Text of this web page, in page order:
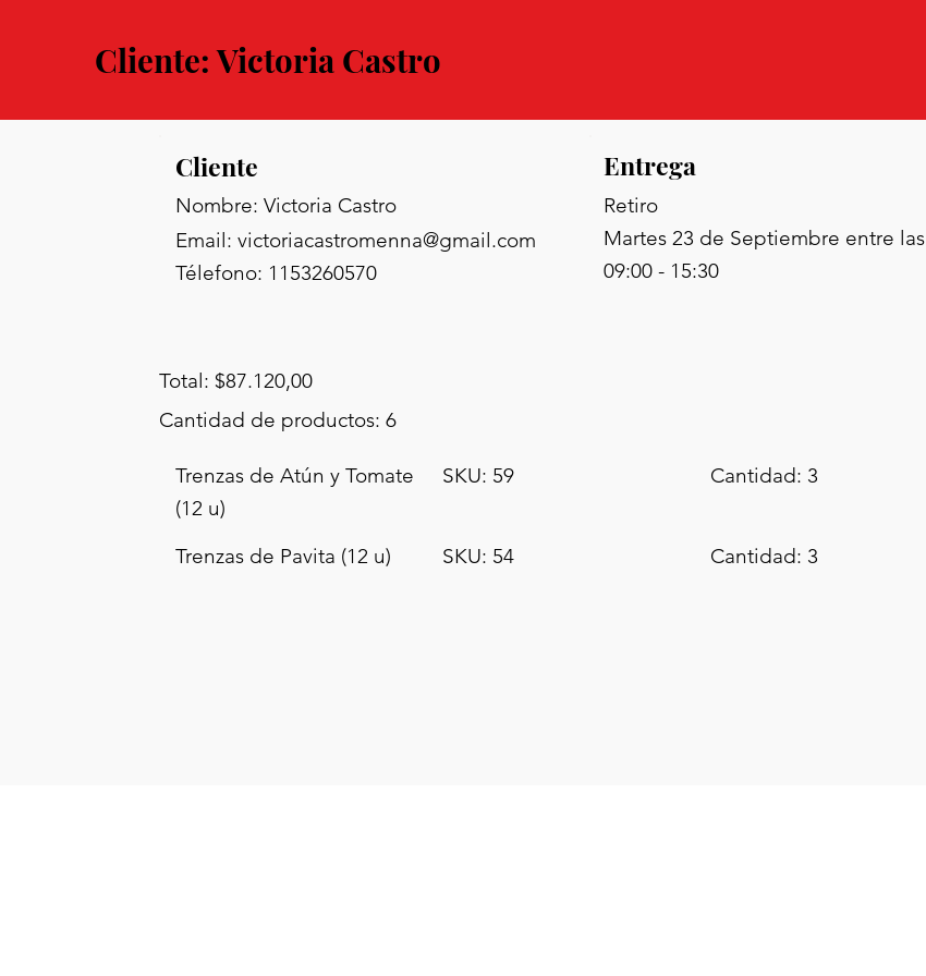
Cliente: Victoria Castro
Cliente
Nombre: Victoria Castro
Email:victoriacastromenna@gmail.com
Télefono: 1153260570
Entrega
Retiro
Martes 23 de Septiembre entre las
09:00 - 15:30
Total: $87.120,00
Cantidad de productos: 6
Trenzas de Atún y Tomate
(12 u)
SKU: 59 Cantidad: 3
Trenzas de Pavita (12 u) SKU: 54 Cantidad: 3